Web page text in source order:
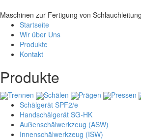
Maschinen zur Fertigung von
Startseite
Wir über Uns
Produkte
Kontakt
Produkte
Trennen Schälen Prägen Pressen
Schälgerät SPF2/e
Handschälgerät SG-HK
Außenschälwerkzeug (ASW)
Innenschälwerkzeug (ISW)